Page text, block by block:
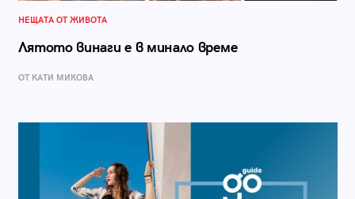
НЕЩАТА ОТ ЖИВОТА
Лятото винаги е в минало време
ОТ КАТИ МИКОВА